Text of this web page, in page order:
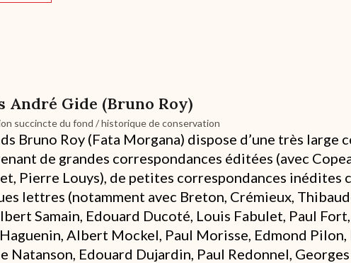
André Gide (Bruno Roy)
succincte du fond / historique de conservation
Bruno Roy (Fata Morgana) dispose d’une très large
de grandes correspondances éditées (avec
Pierre Louys), de petites correspondances inédites
lettres (notamment avec Breton, Crémieux,
Samain, Edouard Ducoté, Louis Fabulet, Paul
Albert Mockel, Paul Morisse, Edmond Pilon,
Natanson, Edouard Dujardin, Paul Redonnel, Georges